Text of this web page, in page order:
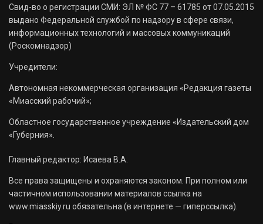
Свид-во о регистрации СМИ: ЭЛ № ФС 77 – 61785 от 07.05.2015
выдано Федеральной службой по надзору в сфере связи,
информационных технологий и массовых коммуникаций
(Роскомнадзор)
Учредители:
Автономная некоммерческая организация «Редакция газеты
«Миасский рабочий»;
Областное государственное учреждение «Издательский дом
«Губерния».
Главный редактор: Исаева В.А.
Все права защищены и охраняются законом. При полном или
частичном использовании материалов ссылка на
www.miasskiy.ru обязательна (в интернете — гиперссылка).